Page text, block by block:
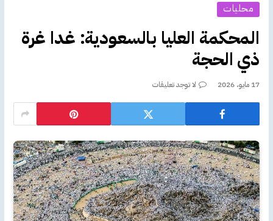
محليات
‏المحكمة العليا بالسعودية: غدا غرة
ذي الحجة
17 مايو، 2026 لا توجد تعليقات